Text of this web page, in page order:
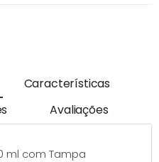
Características
Avaliações
ml com Tampa